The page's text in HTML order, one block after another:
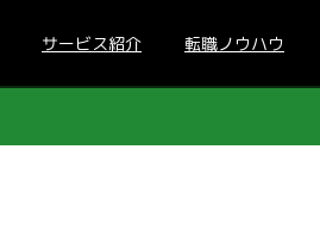
サービス紹介 転職ノウハウ